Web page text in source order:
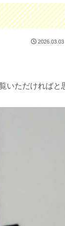
2026.03.03
いただければと